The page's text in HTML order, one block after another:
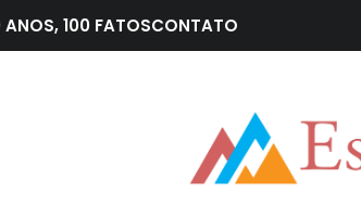
ANOS, 100 FATOSCONTATO